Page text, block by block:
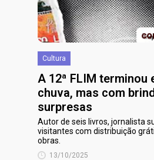
Cultura
A 12ª FLIM terminou
chuva, mas com
surpresas
Autor de seis livros, jornalista
visitantes com distribuição
obras.
13/10/2025